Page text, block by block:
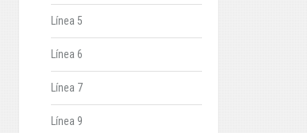
Línea 5
Línea 6
Línea 7
Línea 9